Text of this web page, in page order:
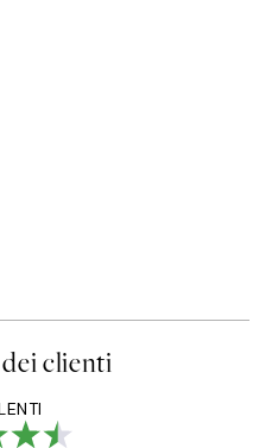
clienti